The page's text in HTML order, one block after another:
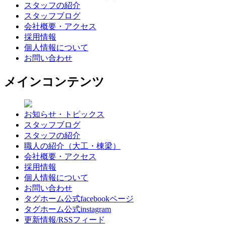
スタッフの紹介
スタッフブログ
会社概要・アクセス
採用情報
個人情報について
お問い合わせ
メインコンテンツ
お知らせ・トピックス
スタッフブログ
スタッフの紹介
職人の紹介（大工・棟梁）
会社概要・アクセス
採用情報
個人情報について
お問い合わせ
タグホーム公式facebookページ
タグホーム公式instagram
更新情報/RSSフィード